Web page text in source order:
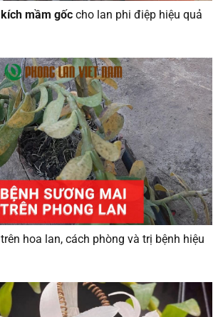
kích mầm gốc cho lan phi điệp hiệu quả
trên hoa lan, cách phòng và trị bệnh hiệu